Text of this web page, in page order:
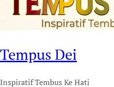
Tempus Dei
Inspiratif Tembus Ke Hati